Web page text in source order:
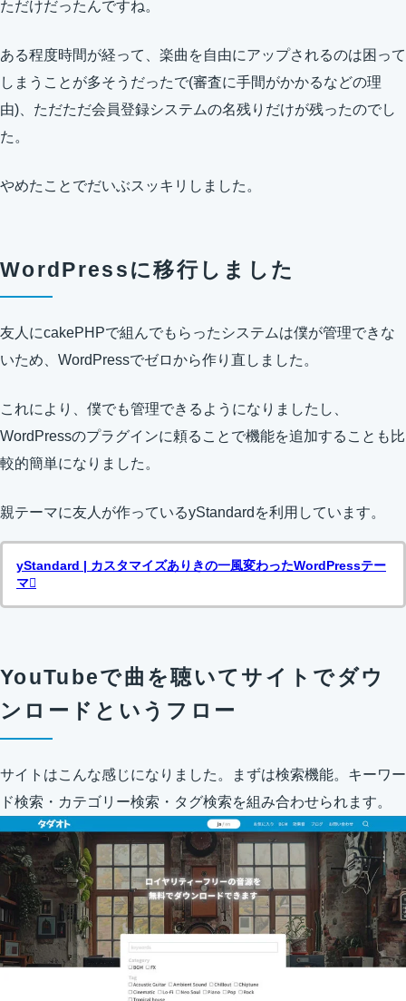
ただけだったんですね。
ある程度時間が経って、楽曲を自由にアップされるのは困って
しまうことが多そうだったで(審査に手間がかかるなどの理
由)、ただただ会員登録システムの名残りだけが残ったのでし
た。
やめたことでだいぶスッキリしました。
WordPressに移行しました
友人にcakePHPで組んでもらったシステムは僕が管理できな
いため、WordPressでゼロから作り直しました。
これにより、僕でも管理できるようになりましたし、
WordPressのプラグインに頼ることで機能を追加することも比
較的簡単になりました。
親テーマに友人が作っているyStandardを利用しています。
yStandard | カスタマイズありきの一風変わったWordPressテー
マ
YouTubeで曲を聴いてサイトでダウ
ンロードというフロー
サイトはこんな感じになりました。まずは検索機能。キーワー
ド検索・カテゴリー検索・タグ検索を組み合わせられます。